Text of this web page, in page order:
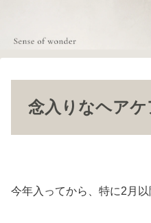
念入りなヘア
今年入ってから、特に2月以